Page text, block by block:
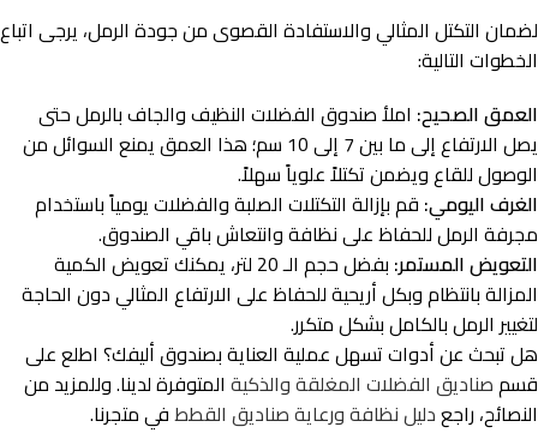
لضمان التكتل المثالي والاستفادة القصوى من جودة الرمل، يرجى اتباع
الخطوات التالية:
العمق الصحيح: املأ صندوق الفضلات النظيف والجاف بالرمل حتى
يصل الارتفاع إلى ما بين 7 إلى 10 سم؛ هذا العمق يمنع السوائل من
الوصول للقاع ويضمن تكتلاً علوياً سهلاً.
الغرف اليومي: قم بإزالة التكتلات الصلبة والفضلات يومياً باستخدام
مجرفة الرمل للحفاظ على نظافة وانتعاش باقي الصندوق.
التعويض المستمر:
بفضل حجم الـ 20 لتر، يمكنك تعويض الكمية
المزالة بانتظام وبكل أريحية للحفاظ على الارتفاع المثالي دون الحاجة
لتغيير الرمل بالكامل بشكل متكرر.
هل تبحث عن أدوات تسهل عملية العناية بصندوق أليفك؟ اطلع على
قسمصناديق الفضلات المغلقة والذكية المتوفرة لدينا. وللمزيد من
النصائح، راجعدليل نظافة ورعاية صناديق القططفي متجرنا.